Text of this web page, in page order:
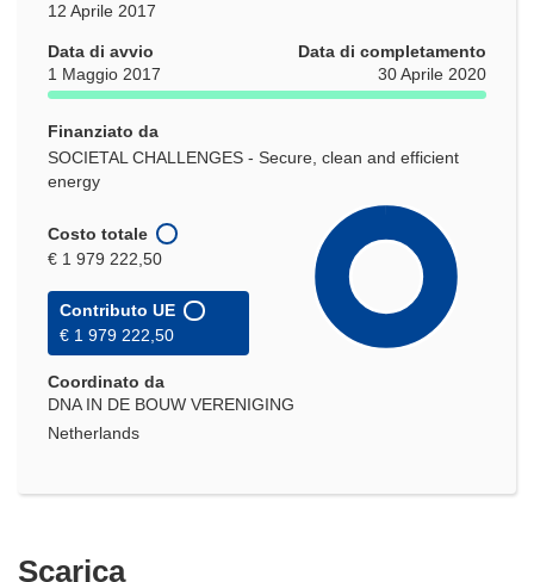
12 Aprile 2017
Data di avvio
1 Maggio 2017
Data di completamento
30 Aprile 2020
Finanziato da
SOCIETAL CHALLENGES - Secure, clean and efficient
energy
Costo totale
€ 1 979 222,50
Contributo UE
€ 1 979 222,50
Coordinato da
DNA IN DE BOUW VERENIGING
Netherlands
ScaricaScarica